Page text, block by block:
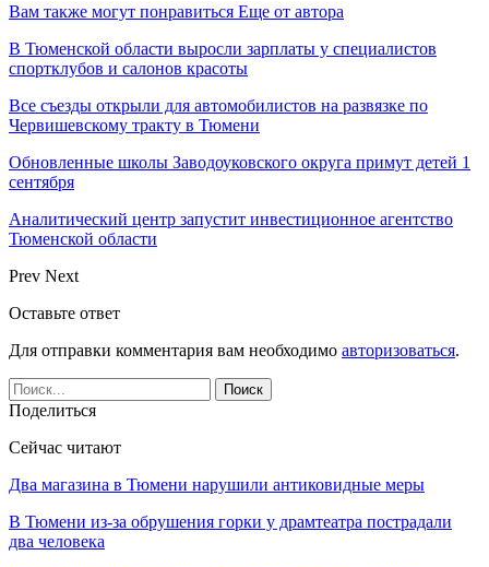
Вам также могут понравиться Еще от автора
В Тюменской области выросли зарплаты у специалистов
спортклубов и салонов красоты
Все съезды открыли для автомобилистов на развязке по
Червишевскому тракту в Тюмени
Обновленные школы Заводоуковского округа примут детей 1
сентября
Аналитический центр запустит инвестиционное агентство
Тюменской области
Prev Next
Оставьте ответ
Для отправки комментария вам необходимо авторизоваться.
Поделиться
Сейчас читают
Два магазина в Тюмени нарушили антиковидные меры
В Тюмени из-за обрушения горки у драмтеатра пострадали
два человека